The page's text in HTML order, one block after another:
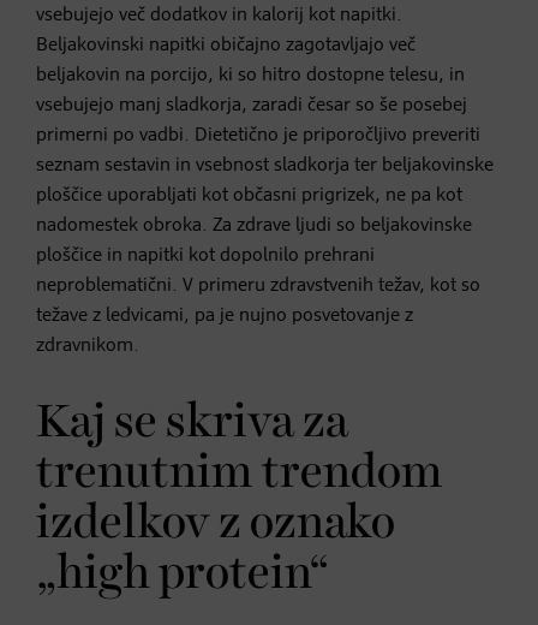
vsebujejo več dodatkov in kalorij kot napitki.
Beljakovinski napitki običajno zagotavljajo več
beljakovin na porcijo, ki so hitro dostopne telesu, in
vsebujejo manj sladkorja, zaradi česar so še posebej
primerni po vadbi. Dietetično je priporočljivo preveriti
seznam sestavin in vsebnost sladkorja ter beljakovinske
ploščice uporabljati kot občasni prigrizek, ne pa kot
nadomestek obroka. Za zdrave ljudi so beljakovinske
ploščice in napitki kot dopolnilo prehrani
neproblematični. V primeru zdravstvenih težav, kot so
težave z ledvicami, pa je nujno posvetovanje z
zdravnikom.
Kaj se skriva za
trenutnim trendom
izdelkov z oznako
„high protein“